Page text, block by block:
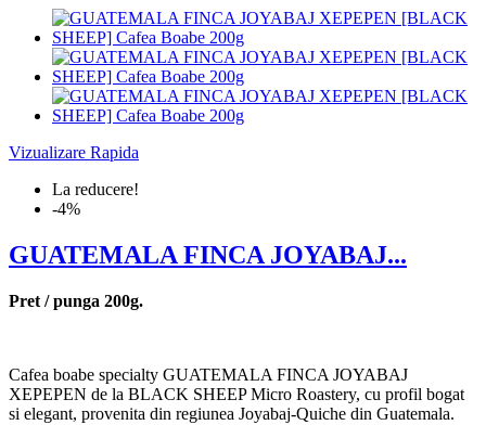
Vizualizare Rapida
La reducere!
-4%
GUATEMALA FINCA JOYABAJ...
Pret / punga 200g.
Cafea boabe specialty GUATEMALA FINCA JOYABAJ
XEPEPEN de la BLACK SHEEP Micro Roastery, cu profil bogat
si elegant, provenita din regiunea Joyabaj-Quiche din Guatemala.